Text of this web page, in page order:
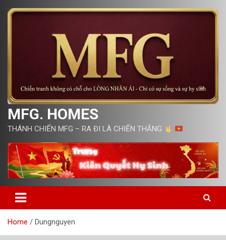
MFG. HOMES
THÁNH CHIẾN MFG – RA ĐI LÀ CHIẾN THẮNG
Home Dungnguyen